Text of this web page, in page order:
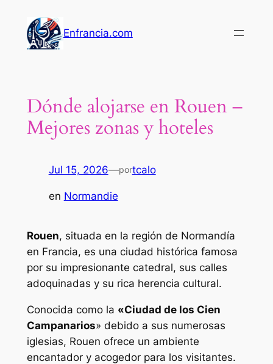
contenido
Enfrancia.com
Dónde alojarse en Rouen –
Mejores zonas y hoteles
Jul 15, 2026—portcalo
en Normandie
Rouen, situada en la región de Normandía
en Francia, es una ciudad histórica famosa
por su impresionante catedral, sus calles
adoquinadas y su rica herencia cultural.
Conocida como la «Ciudad de los Cien
Campanarios» debido a sus numerosas
iglesias, Rouen ofrece un ambiente
encantador y acogedor para los visitantes.